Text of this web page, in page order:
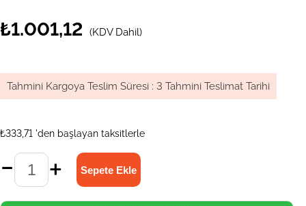
₺1.001,12 (KDV Dahil)
Tahmini Kargoya Teslim Süresi : 3 Tahmini Teslimat Tarihi
₺333,71 'den başlayan taksitlerle